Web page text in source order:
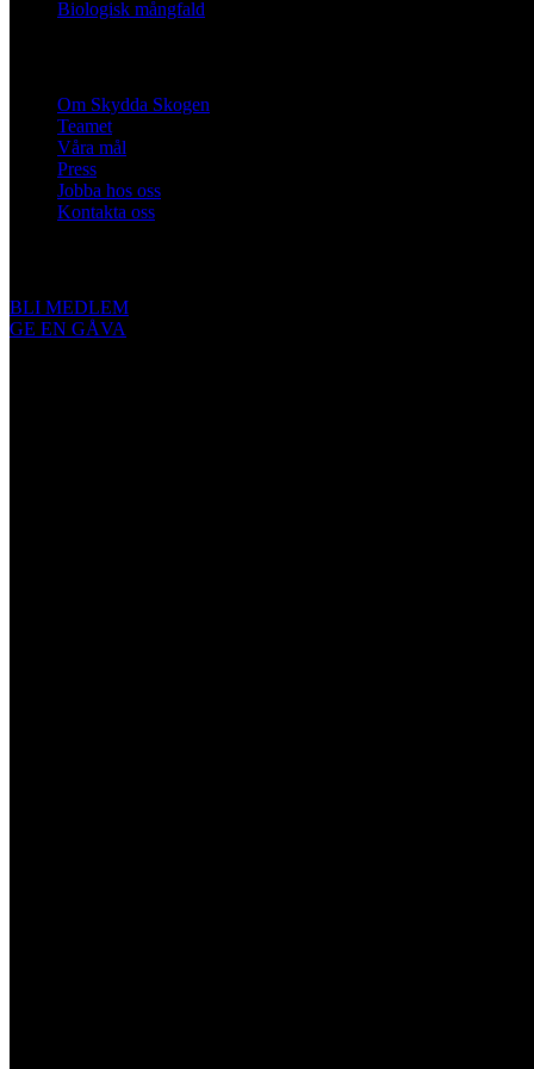
Biologisk mångfald
Om Skydda Skogen
Teamet
Våra mål
Press
Jobba hos oss
Kontakta oss
BLI MEDLEM
GE EN GÅVA